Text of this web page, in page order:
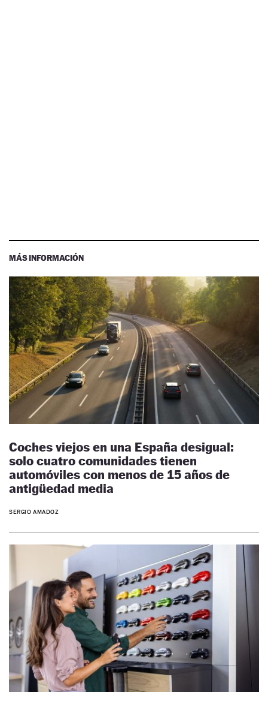
MÁS INFORMACIÓN
Coches viejos en una España desigual:
solo cuatro comunidades tienen
automóviles con menos de 15 años de
antigüedad media
SERGIO AMADOZ